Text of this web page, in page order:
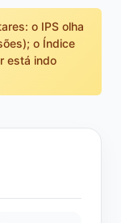
o IPS olha
o Índice
está indo